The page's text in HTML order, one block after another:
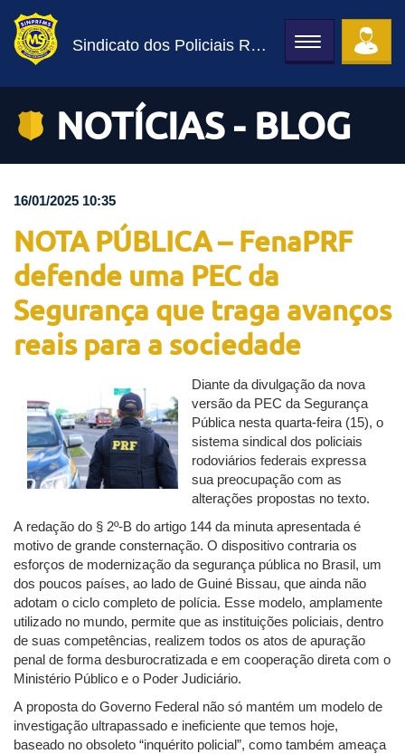
Sindicato dos Policiais Rodoviários Federais
Toggle
navigation
NOTÍCIAS - BLOG
16/01/2025 10:35
NOTA PÚBLICA – FenaPRF
defende uma PEC da
Segurança que traga avanços
reais para a sociedade
Diante da divulgação da nova
versão da PEC da Segurança
Pública nesta quarta-feira (15), o
sistema sindical dos policiais
rodoviários federais expressa
sua preocupação com as
alterações propostas no texto.
A redação do § 2º-B do artigo 144 da minuta apresentada é
motivo de grande consternação. O dispositivo contraria os
esforços de modernização da segurança pública no Brasil, um
dos poucos países, ao lado de Guiné Bissau, que ainda não
adotam o ciclo completo de polícia. Esse modelo, amplamente
utilizado no mundo, permite que as instituições policiais, dentro
de suas competências, realizem todos os atos de apuração
penal de forma desburocratizada e em cooperação direta com o
Ministério Público e o Poder Judiciário.
A proposta do Governo Federal não só mantém um modelo de
investigação ultrapassado e ineficiente que temos hoje,
baseado no obsoleto “inquérito policial”, como também ameaça